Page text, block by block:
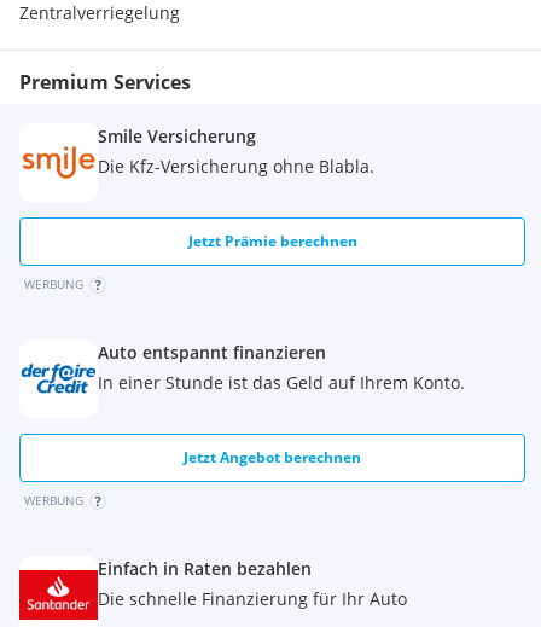
Zentralverriegelung
Premium Services
Smile Versicherung
Die Kfz-Versicherung ohne Blabla.
Jetzt Prämie berechnen
WERBUNG
Auto entspannt finanzieren
In einer Stunde ist das Geld auf Ihrem Konto.
Jetzt Angebot berechnen
WERBUNG
Einfach in Raten bezahlen
Die schnelle Finanzierung für Ihr Auto